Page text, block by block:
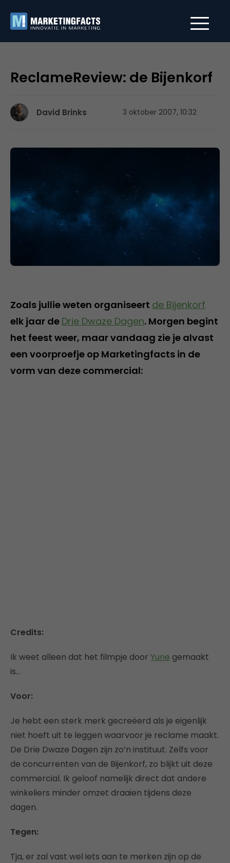
ReclameReview: de Bijenkorf
David Brinks 3 oktober 2007, 10:32
Zoals jullie weten organiseert de Bijenkorf
elk jaar de Drie Dwaze Dagen. Morgen begint
het feest weer, maar vandaag zie je alvast
een voorproefje op Marketingfacts in de
vorm van deze commercial:
Credits:
Ik weet alleen dat het filmpje door Yune gemaakt
is…
Voor:
Je hebt een sterk merk gecreëerd als je eigenlijk
niet hoeft uit te leggen waarvoor je reclame maakt.
De Drie Dwaze Dagen zijn zo’n instituut. Zelfs voor
de concurrenten van de Bijenkorf, zo blijkt uit deze
commercial. Ik geloof namelijk direct dat andere
winkeliers minder omzet draaien tijdens deze
dagen.
Tegen:
Tja, er zal vast wel iets aan te merken zijn op de